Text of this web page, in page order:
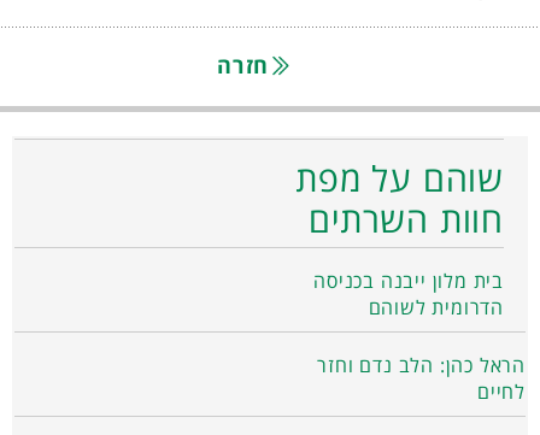
חזרה
שוהם על מפת
חוות השרתים
בית מלון ייבנה בכניסה
הדרומית לשוהם
הראל כהן: הלב נדם וחזר
לחיים